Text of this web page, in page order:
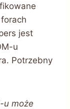
jest
u
Potrzebny
u może